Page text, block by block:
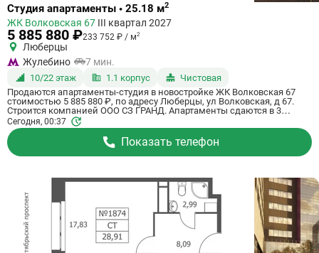
Ссылка
квартиру
Студия апартаменты • 25.18 м2
ЖК Волковская 67 III квартал 2027
5 885 880 ₽233 752 ₽ / м2
Люберцы
Жулебино
7 мин.
10/22 этаж 1.1 корпус
Чистовая
Продаются апартаменты-студия в новостройке ЖК Волковская 67
стоимостью 5 885 880 ₽, по адресу Люберцы, ул Волковская, д 67.
Строится компанией ООО СЗ ГРАНД. Апартаменты сдаются в 3
квартале 2027 года с чистовой отделкой, в 20 минутах на машине от
станции метро Некрасовка. Общая площадь апартаментов - 25.18 кв.
м. Этаж 10 из 21. ID апартаментов на СтройкиРУ 725077, скажите его
когда будете звонить.
Сегодня, 00:37
Показать телефон